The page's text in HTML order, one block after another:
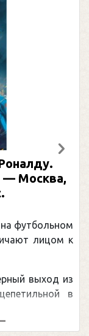
— Москва,
на футбольном
лицом к
выход из
в